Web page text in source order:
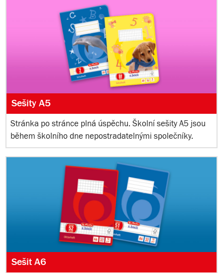
Sešity A5
Stránka po stránce plná úspěchu. Školní sešity A5 jsou
během školního dne nepostradatelnými společníky.
Sešit A6